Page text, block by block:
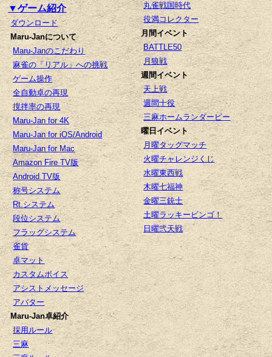
▼ゲーム紹介
ダウンロード
Maru-Janについて
Maru-Janのこだわり
麻雀の「リアル」への挑戦
ゲーム操作
全自動卓の再現
撹拌率の再現
Maru-Jan for 4K
Maru-Jan for iOS/Android
Maru-Jan for Mac
Amazon Fire TV版
Android TV版
称号システム
Rt.システム
段位システム
フラッグシステム
雀貨
卓マット
カスタムボイス
アシストメッセージ
アバター
Maru-Jan卓紹介
採用ルール
三麻
丸雀戦国時代
役満コレクター
月間イベント
BATTLE50
月狼戦
週間イベント
天上戦
週間十役
三麻ホームランダービー
曜日イベント
月曜タッグマッチ
火曜チャレンジくじ
水曜東西戦
木曜七福神
金曜三銃士
土曜ラッキービンゴ！
日曜弐天戦